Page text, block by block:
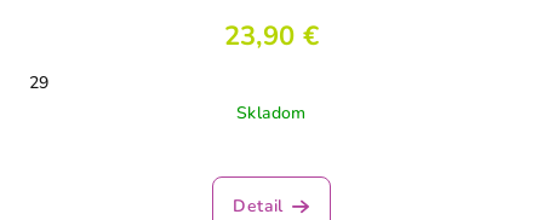
23,90 €
29
Skladom
Detail